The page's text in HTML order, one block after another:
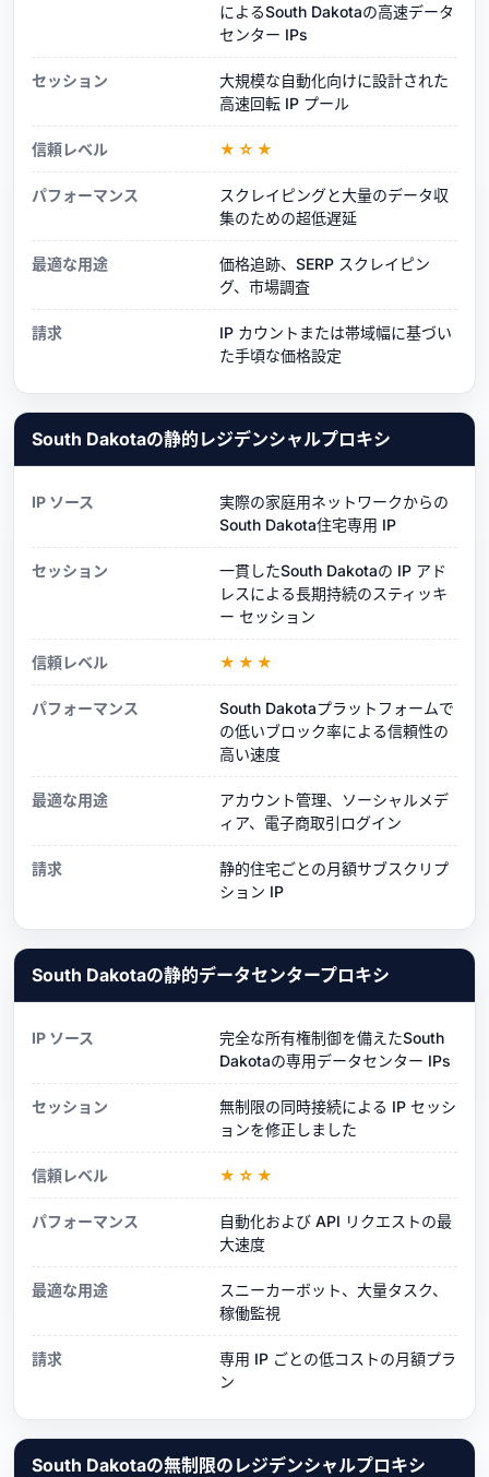
によるSouth Dakotaの高速データ
センター IPs
セッション
大規模な自動化向けに設計された
高速回転 IP プール
信頼レベル ★☆★
パフォーマンス
スクレイピングと大量のデータ収
集のための超低遅延
最適な用途
価格追跡、SERP スクレイピン
グ、市場調査
請求
IP カウントまたは帯域幅に基づい
た手頃な価格設定
South Dakotaの静的レジデンシャルプロキシ
IP ソース
実際の家庭用ネットワークからの
South Dakota住宅専用 IP
セッション
一貫したSouth Dakotaの IP アド
レスによる長期持続のスティッキ
ー セッション
信頼レベル ★★★
パフォーマンス
South Dakotaプラットフォームで
の低いブロック率による信頼性の
高い速度
最適な用途
アカウント管理、ソーシャルメデ
ィア、電子商取引ログイン
請求
静的住宅ごとの月額サブスクリプ
ション IP
South Dakotaの静的データセンタープロキシ
IP ソース
完全な所有権制御を備えたSouth
Dakotaの専用データセンター IPs
セッション
無制限の同時接続による IP セッシ
ョンを修正しました
信頼レベル ★☆★
パフォーマンス
自動化および API リクエストの最
大速度
最適な用途
スニーカーボット、大量タスク、
稼働監視
請求
専用 IP ごとの低コストの月額プラ
ン
South Dakotaの無制限のレジデンシャルプロキシ